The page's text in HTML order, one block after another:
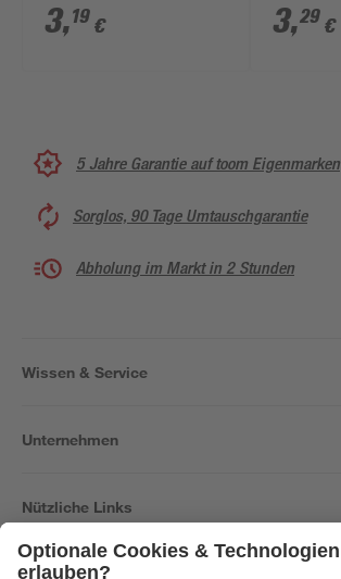
(3/4") grau
3,19 €
grau
3,29 €
5 Jahre Garantie auf toom Eigenmarken
Sorglos, 90 Tage Umtauschgarantie
Abholung im Markt in 2 Stunden
Wissen & Service
Unternehmen
Nützliche Links